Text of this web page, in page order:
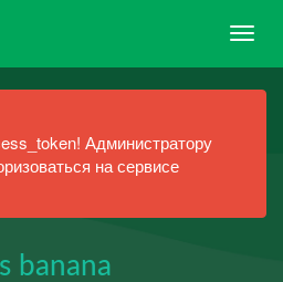
Администратору
на сервисе
banana